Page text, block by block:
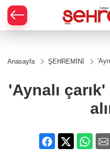
Anasayfa ŞEHREMİNİ
'Aynalı